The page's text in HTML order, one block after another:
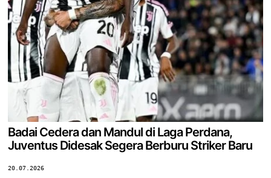
Badai Cedera dan Mandul di Laga Perdana,
Juventus Didesak Segera Berburu Striker Baru
20.07.2026